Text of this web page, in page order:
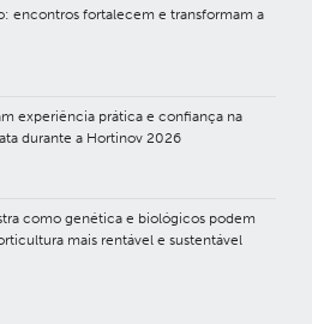
encontros fortalecem e transformam a
experiência prática e confiança na
durante a Hortinov 2026
como genética e biológicos podem
mais rentável e sustentável